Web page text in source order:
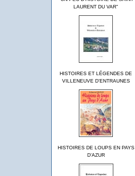
LAURENT DU VAR"
HISTOIRES ET LÉGENDES DE
VILLENEUVE D'ENTRAUNES
HISTOIRES DE LOUPS EN PAYS
D'AZUR